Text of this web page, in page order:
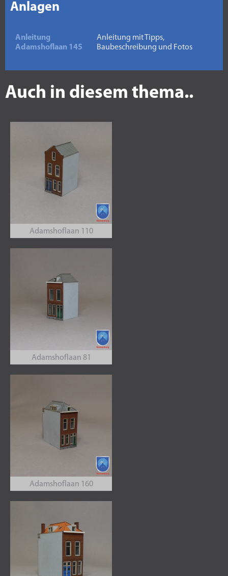
Anlagen
Anleitung
Adamshoflaan 145
Anleitung mit Tipps,
Baubeschreibung und Fotos
Auch in diesem thema..
Adamshoflaan 110
Adamshoflaan 81
Adamshoflaan 160